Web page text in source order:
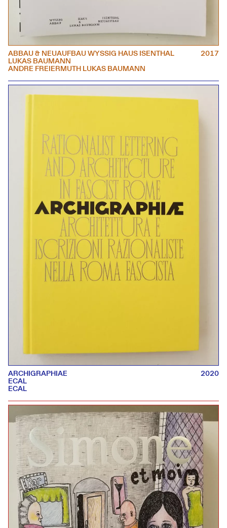
ABBAU & NEUAUFBAU WYSSIG HAUS ISENTHAL
LUKAS BAUMANN
ANDRE FREIERMUTH LUKAS BAUMANN
2017
ARCHIGRAPHIAE
ECAL
ECAL
2020